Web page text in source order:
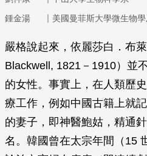
鍾金湯
｜ 美國曼菲斯大學微生物
嚴格說起來，依麗莎白．布
Blackwell, 1821－1910）並
的女性。事實上，在人類歷
療工作，例如中國古籍上就
的妻子，即神醫鮑姑，精通
名。韓國曾在太宗年間（15